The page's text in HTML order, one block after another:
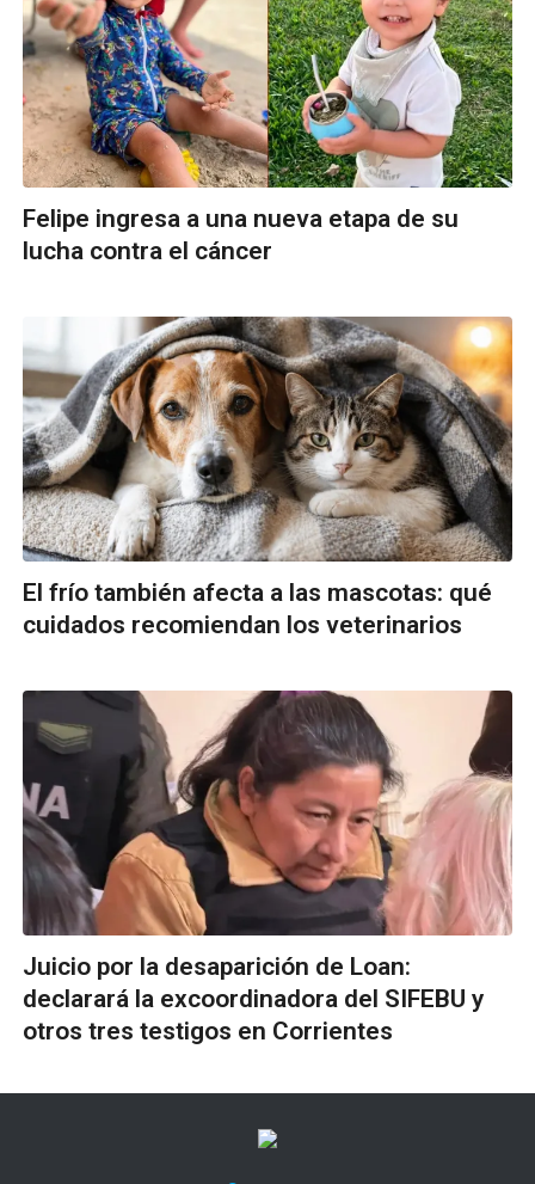
Felipe ingresa a una nueva etapa de su
lucha contra el cáncer
El frío también afecta a las mascotas: qué
cuidados recomiendan los veterinarios
Juicio por la desaparición de Loan:
declarará la excoordinadora del SIFEBU y
otros tres testigos en Corrientes